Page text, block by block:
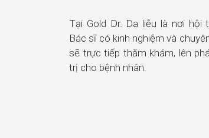
Tại Gold Dr. Da liễu là nơi hội
Bác sĩ có kinh nghiệm và
sẽ trực tiếp thăm khám, lên
trị cho bệnh nhân.